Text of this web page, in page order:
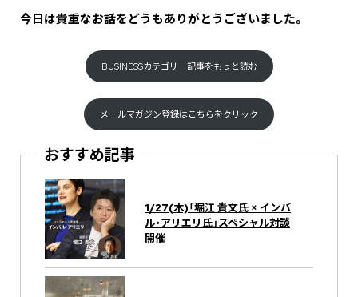
―――今日は貴重なお話をどうもありがとうございました。
BUSINESSカテゴリー記事をもっと読む
メールマガジン登録はこちらをクリック
おすすめ記事
1/27(木)「堀江 貴⽂⽒ × インバ
ル・アリエリ氏」スペシャル対談
開催